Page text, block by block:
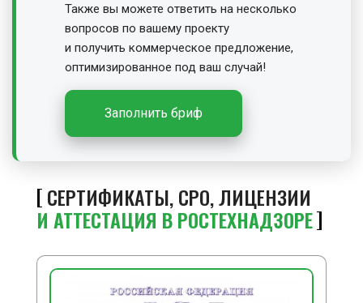
Также вы можете ответить на несколько
вопросов по вашему проекту
и получить коммерческое предложение,
оптимизированное под ваш случай!
Заполнить бриф
СЕРТИФИКАТЫ, СРО, ЛИЦЕНЗИИ
И АТТЕСТАЦИЯ В РОСТЕХНАДЗОРЕ